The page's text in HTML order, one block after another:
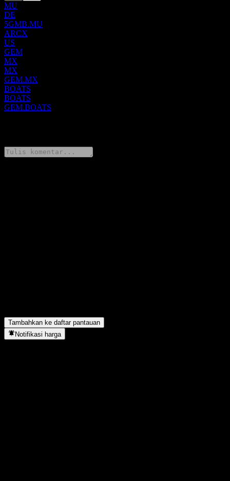
MU
DE
5GMB.MU
ARCX
US
GEM
MX
MX
GEM.MX
BOATS
BOATS
GEM.BOATS
Tambahkan ke daftar pantauan
Notifikasi harga